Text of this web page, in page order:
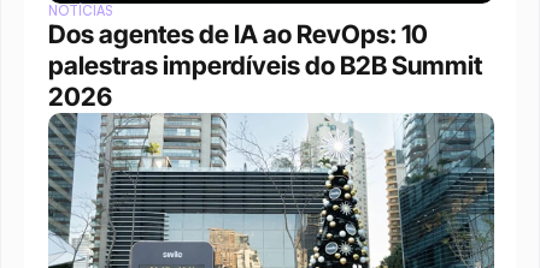
NOTÍCIAS
Dos agentes de IA ao RevOps: 10
palestras imperdíveis do B2B Summit
2026